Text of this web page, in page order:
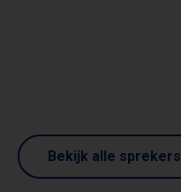
Bekijk alle sprekers